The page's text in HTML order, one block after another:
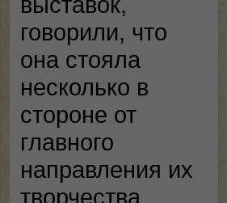
говорили, что
она стояла
несколько в
стороне от
главного
направления их
творчества.